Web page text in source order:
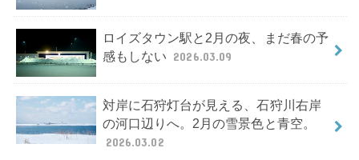
ロイズタウン駅と2月の夜、まだ春の予
感もしない 2026.03.09
対岸に石狩灯台が見える、石狩川右岸
の河口辺りへ。2月の雪景色と青空。
2026.03.02